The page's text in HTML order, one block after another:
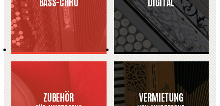
ZUBEHÖR VERMIETUNG